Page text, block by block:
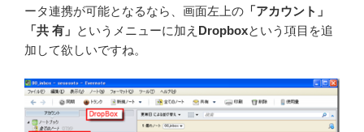
ータ連携が可能となるなら、画面左上の 「アカウント」
「共 有」 というメニューに加え Dropboxという項目を追
加して欲しいですね。